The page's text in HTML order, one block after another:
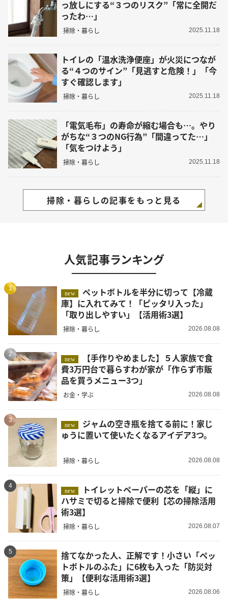
っ放しにする“３つのリスク”「常に全開だ
ったわ…」
掃除・暮らし 2025.11.18
トイレの「温水洗浄便座」が火災につなが
る“４つのサイン”「見逃すと危険！」「今
すぐ確認します」
掃除・暮らし 2025.11.18
「電気毛布」の寿命が縮む場合も…。やり
がちな“３つのNG行為”「間違ってた…」
「気をつけよう」
掃除・暮らし 2025.11.18
掃除・暮らしの記事をもっと見る
人気記事ランキング
1
new
ペットボトルを半分に切って【冷蔵
庫】に入れてみて！「ピッタリ入った」
「取り出しやすい」【活用術3選】
掃除・暮らし 2026.08.08
2
new
費3万円台で暮らすわが家が「作らず市販
品を買うメニュー3つ」
お金・学ぶ 2026.08.08
3
new
ゅうに置いて使いたくなるアイデア3つ。
掃除・暮らし 2026.08.08
4
new
ハサミで切ると掃除で便利【芯の掃除活用
術3選】
掃除・暮らし 2026.08.07
5
捨てなかった人、正解です！小さい「ペッ
トボトルのふた」に6枚も入った「防災対
策」【便利な活用術3選】
掃除・暮らし 2026.08.06